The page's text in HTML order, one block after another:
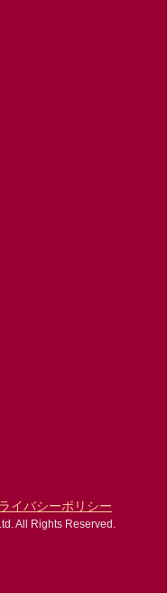
イバシーポリシー
All Rights Reserved.